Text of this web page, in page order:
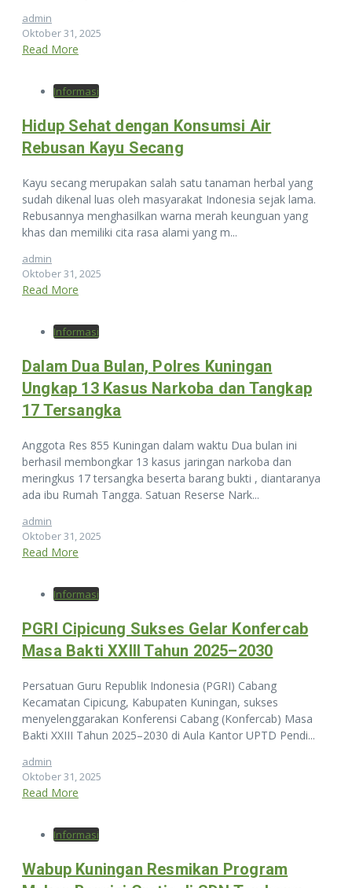
admin
Oktober 31, 2025
Read More
Informasi
Hidup Sehat dengan Konsumsi Air
Rebusan Kayu Secang
Kayu secang merupakan salah satu tanaman herbal yang
sudah dikenal luas oleh masyarakat Indonesia sejak lama.
Rebusannya menghasilkan warna merah keunguan yang
khas dan memiliki cita rasa alami yang m...
admin
Oktober 31, 2025
Read More
Informasi
Dalam Dua Bulan, Polres Kuningan
Ungkap 13 Kasus Narkoba dan Tangkap
17 Tersangka
Anggota Res 855 Kuningan dalam waktu Dua bulan ini
berhasil membongkar 13 kasus jaringan narkoba dan
meringkus 17 tersangka beserta barang bukti , diantaranya
ada ibu Rumah Tangga. Satuan Reserse Nark...
admin
Oktober 31, 2025
Read More
Informasi
PGRI Cipicung Sukses Gelar Konfercab
Masa Bakti XXIII Tahun 2025–2030
Persatuan Guru Republik Indonesia (PGRI) Cabang
Kecamatan Cipicung, Kabupaten Kuningan, sukses
menyelenggarakan Konferensi Cabang (Konfercab) Masa
Bakti XXIII Tahun 2025–2030 di Aula Kantor UPTD Pendi...
admin
Oktober 31, 2025
Read More
Informasi
Wabup Kuningan Resmikan Program